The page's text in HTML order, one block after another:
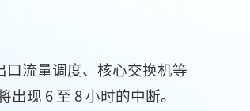
口流量调度、核心交换机等
现 6 至 8 小时的中断。